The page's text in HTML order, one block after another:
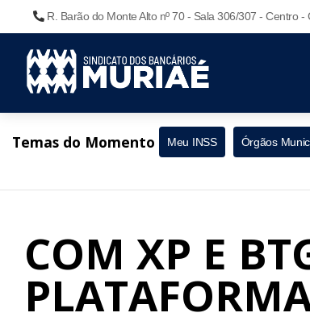
R. Barão do Monte Alto nº 70 - Sala 306/307 - Centro
Temas do Momento Meu INSS Órgãos
COM XP E